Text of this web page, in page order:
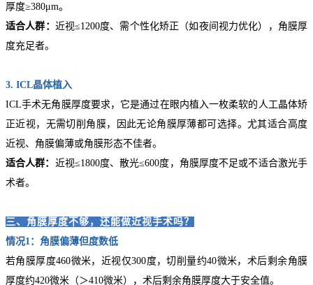
厚度≥380μm。
适合人群： 近视≤1200度、需个性化矫正（如夜间视力优化），角膜厚
度充足者。
3. ICL晶体植入
ICL手术无角膜厚度要求，它是通过在眼内植入一枚柔软的人工晶体矫
正近视，无需切削角膜，因此无论角膜厚薄都可选择。尤其适合高度
近视、角膜偏薄或角膜形态不佳者。
适合人群： 近视≤1800度、散光≤600度，角膜厚度不足或不适合激光手
术者。
三、角膜厚度不够，还能做近视手术吗？
情况1：角膜偏薄但度数低
若角膜厚度460微米，近视仅300度，切削量约40微米，术后剩余角膜
厚度约420微米（＞410微米），术后剩余角膜厚度大于安全值。